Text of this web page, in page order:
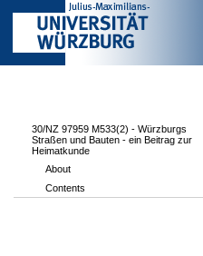
30/NZ 97959 M533(2) - Würzburgs
Straßen und Bauten - ein Beitrag zur
Heimatkunde
About
Contents